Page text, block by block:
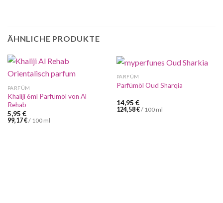
ÄHNLICHE PRODUKTE
PARFÜM
Khaliji 6ml Parfümöl von Al
Rehab
5,95 €
99,17€/ 100 ml
PARFÜM
Parfümöl Oud Sharqia
14,95 €
124,58€/ 100 ml